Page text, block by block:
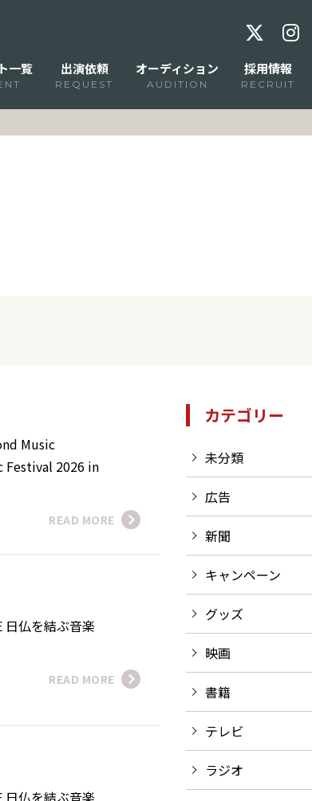
一覧 出演依頼
REQUEST
オーディション
AUDITION
採用情報
RECRUIT
Music
Festival 2026 in
READ MORE
日仏を結ぶ音楽
READ MORE
カテゴリー
未分類
広告
新聞
キャンペーン
グッズ
映画
書籍
テレビ
ラジオ